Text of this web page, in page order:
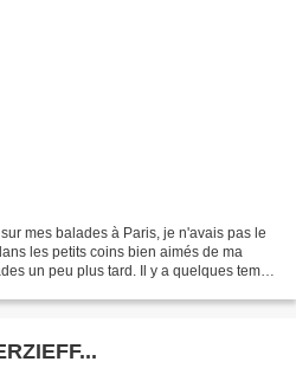
mes balades à Paris, je n'avais pas le
les petits coins bien aimés de ma
un peu plus tard. Il y a quelques temps